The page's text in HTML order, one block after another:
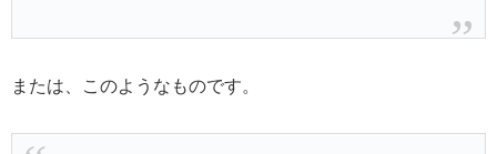
または、このようなものです。